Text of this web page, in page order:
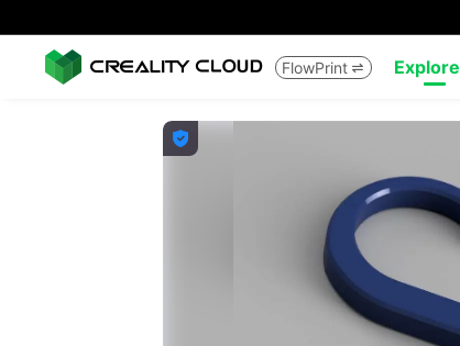
FlowPrint  Explore
